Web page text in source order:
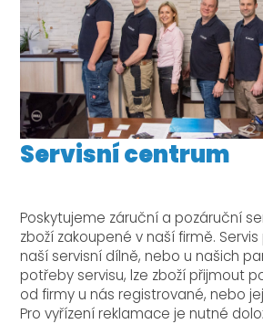
Servisní centrum
Poskytujeme záruční a pozáruční
zboží zakoupené v naší firmě.
naší servisní dílně, nebo u našich
potřeby servisu, lze zboží přijmout
od firmy u nás registrované, nebo
Pro vyřízení reklamace je nutné